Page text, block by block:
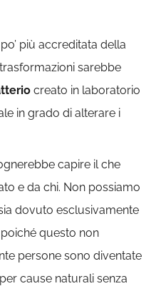
più accreditata della
sarebbe
creato in laboratorio
in grado di alterare i
capire il che
e da chi. Non possiamo
dovuto esclusivamente
questo non
persone sono diventate
cause naturali senza